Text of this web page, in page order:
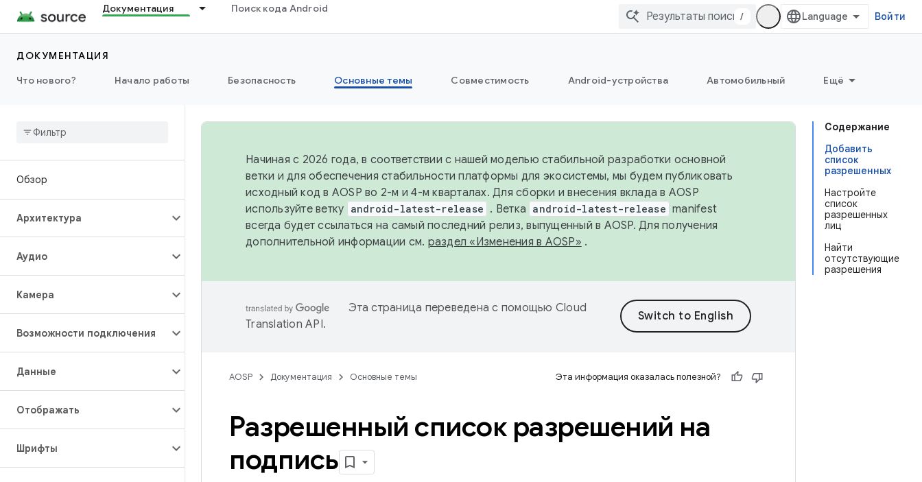
Документация Поиск кода Android
/ Войти
ДОКУМЕНТАЦИЯ
Что нового?
Начало работы Безопасность Основные темы Совместимость Android-устройства Автомобильный Ещё
Обзор
Архитектура
Аудио
Камера
Возможности подключения
Данные
Отображать
Шрифты
Содержание
Добавить
список
разрешенных
Настройте
список
разрешенных
лиц
Найти
отсутствующие
разрешения
Начиная с 2026 года, в соответствии с нашей моделью стабильной разработки основной
ветки и для обеспечения стабильности платформы для экосистемы, мы будем публиковать
исходный код в AOSP во 2-м и 4-м кварталах. Для сборки и внесения вклада в AOSP
используйте ветку android-latest-release . Ветка android-latest-release manifest
всегда будет ссылаться на самый последний релиз, выпущенный в AOSP. Для получения
дополнительной информации см. раздел «Изменения в AOSP» .
Эта страница переведена с помощью Cloud
Translation API.
AOSP Документация Основные темы Эта информация оказалась полезной?
Разрешенный список разрешений на
подпись